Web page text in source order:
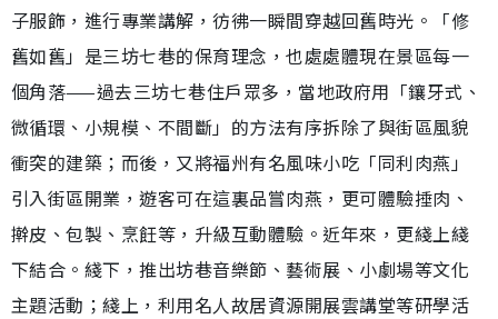
子服飾，進行專業講解，彷彿一瞬間穿越回舊時光。「修
舊如舊」是三坊七巷的保育理念，也處處體現在景區每一
個角落——過去三坊七巷住戶眾多，當地政府用「鑲牙式、
微循環、小規模、不間斷」的方法有序拆除了與街區風貌
衝突的建築；而後，又將福州有名風味小吃「同利肉燕」
引入街區開業，遊客可在這裏品嘗肉燕，更可體驗捶肉、
擀皮、包製、烹飪等，升級互動體驗。近年來，更綫上綫
下結合。綫下，推出坊巷音樂節、藝術展、小劇場等文化
主題活動；綫上，利用名人故居資源開展雲講堂等研學活